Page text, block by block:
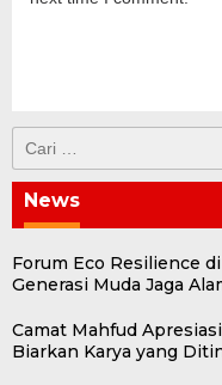
untuk:
News
Forum Eco Resilience
Generasi Muda Jaga
Camat Mahfud
Biarkan Karya yang